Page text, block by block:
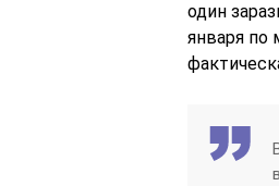
один
января по